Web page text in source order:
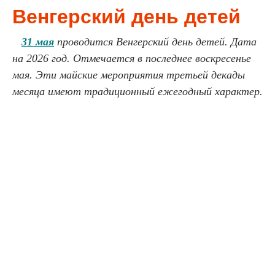
Венгерский день детей
31 мая проводится Венгерский день детей. Дата
на 2026 год. Отмечается в последнее воскресенье
мая. Эти майские мероприятия третьей декады
месяца имеют традиционный ежегодный характер.